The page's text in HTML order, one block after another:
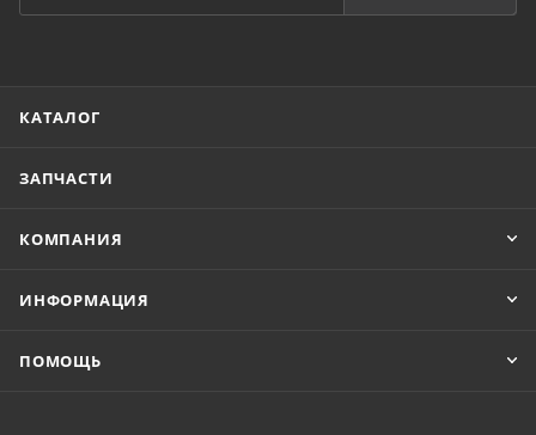
КАТАЛОГ
ЗАПЧАСТИ
КОМПАНИЯ
ИНФОРМАЦИЯ
ПОМОЩЬ